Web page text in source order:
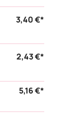
3,40 €*
2,43 €*
5,16 €*